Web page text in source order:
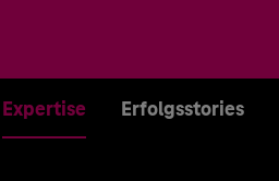
Expertise Erfolgsstories